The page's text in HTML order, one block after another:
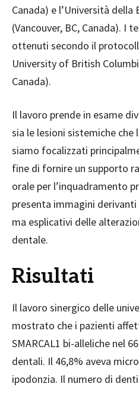
Canada) e l’Università della
(Vancouver, BC, Canada). I
ottenuti secondo il
University of British
Canada).
Il lavoro prende in esame
sia le lesioni sistemiche
siamo focalizzati
fine di fornire un supporto
orale per l’inquadramento
presenta immagini
ma esplicativi delle
dentale.
Risultati
Il lavoro sinergico delle
mostrato che i pazienti
SMARCAL1 bi-alleliche nel
dentali. Il 46,8% aveva
ipodonzia. Il numero di